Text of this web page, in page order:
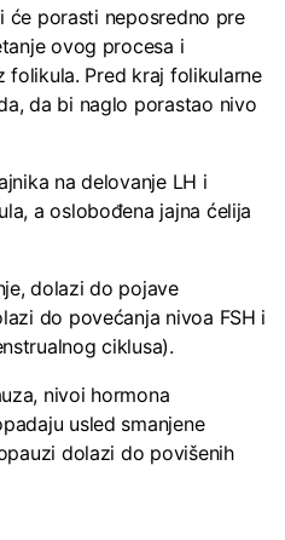
će porasti neposredno pre
ovog procesa i
folikula. Pred kraj folikularne
da bi naglo porastao nivo
na delovanje LH i
a oslobođena jajna ćelija
dolazi do pojave
do povećanja nivoa FSH i
ciklusa).
nivoi hormona
usled smanjene
dolazi do povišenih